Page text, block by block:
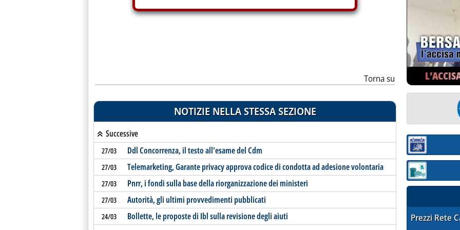
Torna su
NOTIZIE NELLA STESSA SEZIONE
Successive
27/03 Ddl Concorrenza, il testo all'esame del Cdm
27/03 Telemarketing, Garante privacy approva codice di condotta ad adesione volontaria
27/03 Pnrr, i fondi sulla base della riorganizzazione dei ministeri
27/03 Autorità, gli ultimi provvedimenti pubblicati
24/03 Bollette, le proposte di Ibl sulla revisione degli aiuti
Sezione:
Sezione:
Prezzi Rete